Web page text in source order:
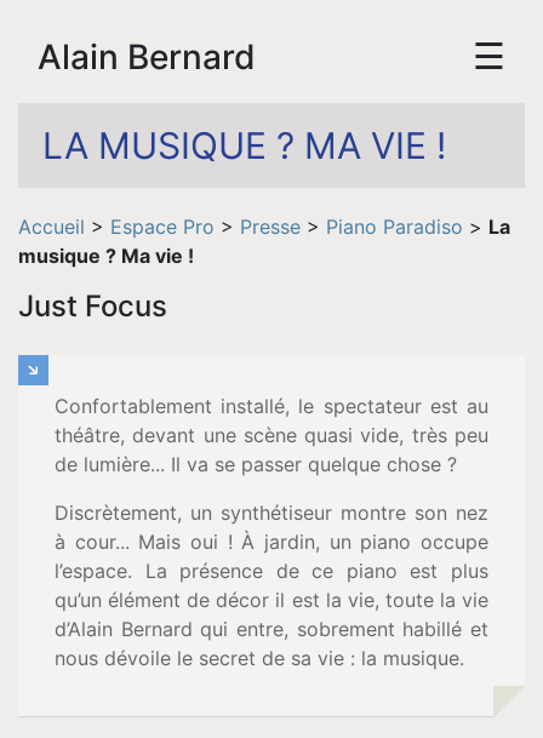
Accueil
Biographie
Vidéos
Tournée
Espace
Alain Bernard ☰
LA MUSIQUE ? MA VIE !
Accueil > Espace Pro > Presse > Piano Paradiso > La
musique ? Ma vie !
Just Focus
Confortablement installé, le spectateur est au
théâtre, devant une scène quasi vide, très peu
de lumière... Il va se passer quelque chose ?
Discrètement, un synthétiseur montre son nez
à cour... Mais oui ! À jardin, un piano occupe
l’espace. La présence de ce piano est plus
qu’un élément de décor il est la vie, toute la vie
d’Alain Bernard qui entre, sobrement habillé et
nous dévoile le secret de sa vie : la musique.